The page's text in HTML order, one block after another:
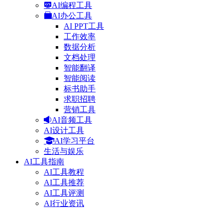
AI编程工具
AI办公工具
AI PPT工具
工作效率
数据分析
文档处理
智能翻译
智能阅读
标书助手
求职招聘
营销工具
AI音频工具
AI设计工具
AI学习平台
生活与娱乐
AI工具指南
AI工具教程
AI工具推荐
AI工具评测
AI行业资讯